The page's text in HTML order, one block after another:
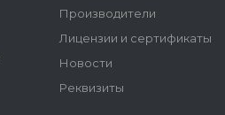
Производители
Лицензии и сертификаты
Новости
Реквизиты